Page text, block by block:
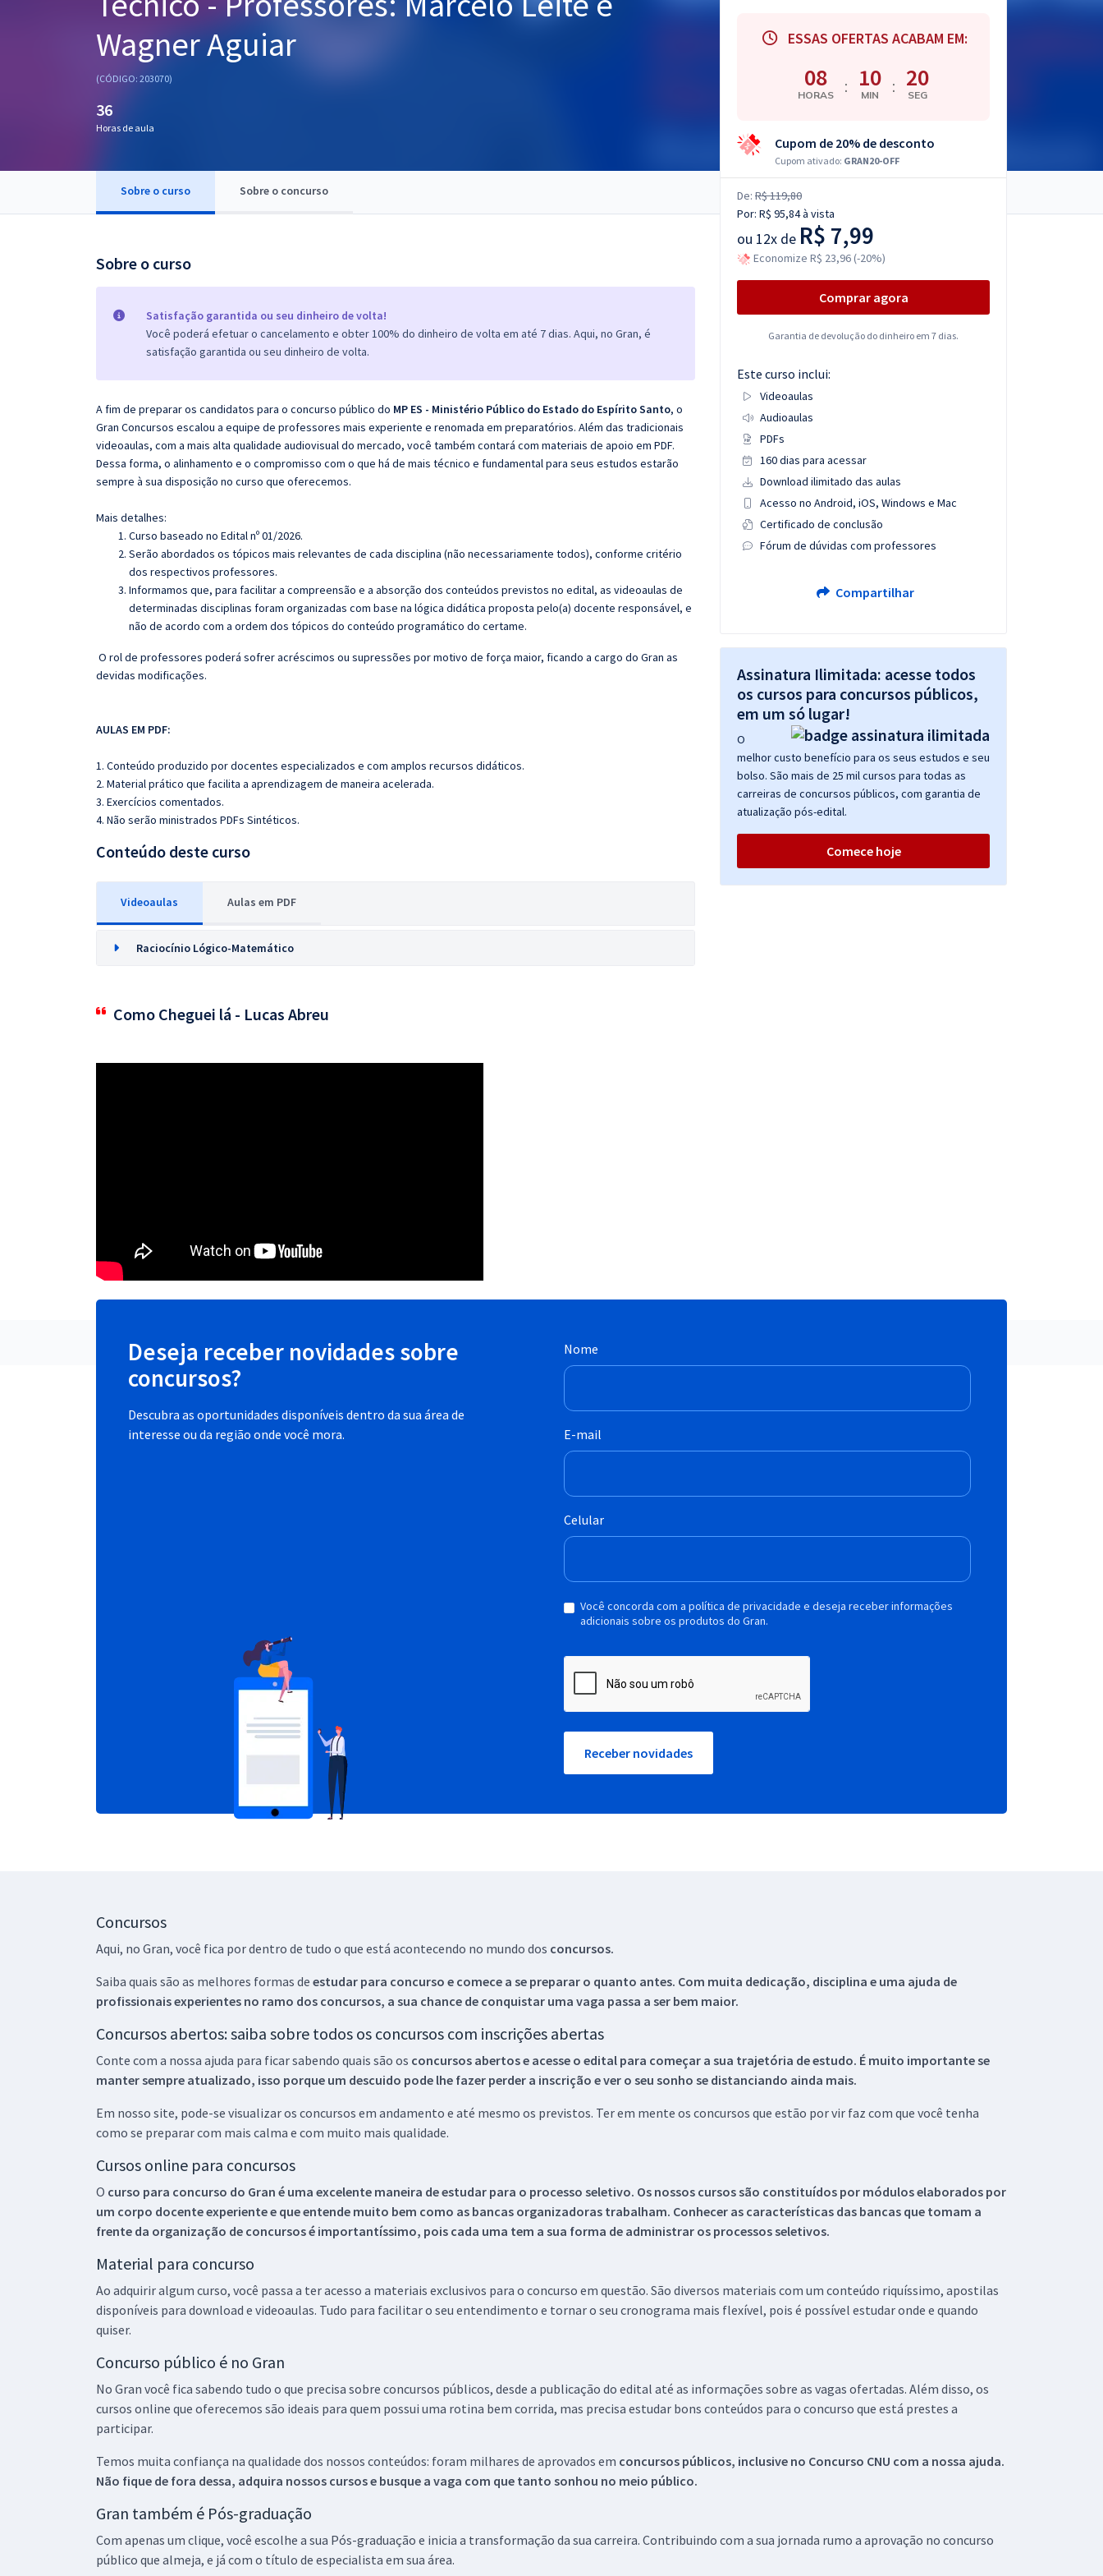
Questões grátis
Wagner Aguiar
(CÓDIGO: 203070)
36
Horas de aula
Sobre o curso Sobre o concurso
Sobre o curso
Satisfação garantida ou seu dinheiro de volta!
Você poderá efetuar o cancelamento e obter 100% do dinheiro de volta em até 7 dias. Aqui, no Gran, é
satisfação garantida ou seu dinheiro de volta.
A fim de preparar os candidatos para o concurso público do MP ES - Ministério Público do Estado do Espírito Santo, o
Gran Concursos escalou a equipe de professores mais experiente e renomada em preparatórios. Além das tradicionais
videoaulas, com a mais alta qualidade audiovisual do mercado, você também contará com materiais de apoio em PDF.
Dessa forma, o alinhamento e o compromisso com o que há de mais técnico e fundamental para seus estudos estarão
sempre à sua disposição no curso que oferecemos.
Mais detalhes:
Curso baseado no Edital nº 01/2026.
Serão abordados os tópicos mais relevantes de cada disciplina (não necessariamente todos), conforme critério
dos respectivos professores.
Informamos que, para facilitar a compreensão e a absorção dos conteúdos previstos no edital, as videoaulas de
determinadas disciplinas foram organizadas com base na lógica didática proposta pelo(a) docente responsável, e
não de acordo com a ordem dos tópicos do conteúdo programático do certame.
O rol de professores poderá sofrer acréscimos ou supressões por motivo de força maior, ficando a cargo do Gran as
devidas modificações.
AULAS EM PDF:
1. Conteúdo produzido por docentes especializados e com amplos recursos didáticos.
2. Material prático que facilita a aprendizagem de maneira acelerada.
3. Exercícios comentados.
4. Não serão ministrados PDFs Sintéticos.
Conteúdo deste curso
Videoaulas Aulas em PDF
Raciocínio Lógico-Matemático
Como Cheguei lá - Lucas Abreu
ESSAS OFERTAS ACABAM EM:
08
HORAS : 10
MIN : 19
SEG
Cupom de 20% de desconto
Cupom ativado: GRAN20-OFF
De: R$ 119,80
Por: R$ 95,84à vista
ou 12x de R$ 7,99
Economize R$ 23,96 (-20%)
Comprar agora
Garantia de devolução do dinheiro em 7 dias.
Este curso inclui:
Videoaulas
Audioaulas
PDFs
160 dias para acessar
Download ilimitado das aulas
Acesso no Android, iOS, Windows e Mac
Certificado de conclusão
Fórum de dúvidas com professores
Compartilhar
Assinatura Ilimitada: acesse todos
os cursos para concursos públicos,
em um só lugar!
O
melhor custo benefício para os seus estudos e seu
bolso. São mais de 25 mil cursos para todas as
carreiras de concursos públicos, com garantia de
atualização pós-edital.
Comece hoje
Deseja receber novidades sobre
concursos?
Descubra as oportunidades disponíveis dentro da sua área de
interesse ou da região onde você mora.
Nome
E-mail
Celular
Você concorda com a política de privacidade e deseja receber informações
adicionais sobre os produtos do Gran.
Receber novidades
Concursos
Aqui, no Gran, você fica por dentro de tudo o que está acontecendo no mundo dos concursos.
Saiba quais são as melhores formas de estudar para concurso e comece a se preparar o quanto antes. Com muita dedicação, disciplina e uma ajuda de
profissionais experientes no ramo dos concursos, a sua chance de conquistar uma vaga passa a ser bem maior.
Concursos abertos: saiba sobre todos os concursos com inscrições abertas
Conte com a nossa ajuda para ficar sabendo quais são os concursos abertos e acesse o edital para começar a sua trajetória de estudo. É muito importante se
manter sempre atualizado, isso porque um descuido pode lhe fazer perder a inscrição e ver o seu sonho se distanciando ainda mais.
Em nosso site, pode-se visualizar os concursos em andamento e até mesmo os previstos. Ter em mente os concursos que estão por vir faz com que você tenha
como se preparar com mais calma e com muito mais qualidade.
Cursos online para concursos
O curso para concurso do Gran é uma excelente maneira de estudar para o processo seletivo. Os nossos cursos são constituídos por módulos elaborados por
um corpo docente experiente e que entende muito bem como as bancas organizadoras trabalham. Conhecer as características das bancas que tomam a
frente da organização de concursos é importantíssimo, pois cada uma tem a sua forma de administrar os processos seletivos.
Material para concurso
Ao adquirir algum curso, você passa a ter acesso a materiais exclusivos para o concurso em questão. São diversos materiais com um conteúdo riquíssimo, apostilas
disponíveis para download e videoaulas. Tudo para facilitar o seu entendimento e tornar o seu cronograma mais flexível, pois é possível estudar onde e quando
quiser.
Concurso público é no Gran
No Gran você fica sabendo tudo o que precisa sobre concursos públicos, desde a publicação do edital até as informações sobre as vagas ofertadas. Além disso, os
cursos online que oferecemos são ideais para quem possui uma rotina bem corrida, mas precisa estudar bons conteúdos para o concurso que está prestes a
participar.
Temos muita confiança na qualidade dos nossos conteúdos: foram milhares de aprovados em concursos públicos, inclusive no Concurso CNU com a nossa ajuda.
Não fique de fora dessa, adquira nossos cursos e busque a vaga com que tanto sonhou no meio público.
Gran também é Pós-graduação
Com apenas um clique, você escolhe a sua Pós-graduação e inicia a transformação da sua carreira. Contribuindo com a sua jornada rumo a aprovação no concurso
público que almeja, e já com o título de especialista em sua área.